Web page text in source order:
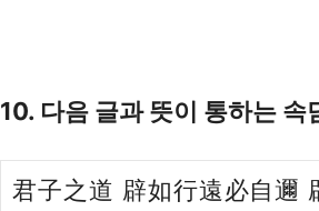
10. 다음 글과 뜻이 통하는 속
君子之道 辟如行遠必自邇